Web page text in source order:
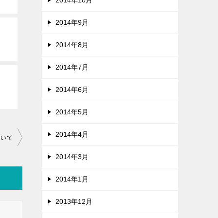
て
2014年9月
2014年8月
2014年7月
2014年6月
2014年5月
2014年4月
2014年3月
2014年1月
2013年12月